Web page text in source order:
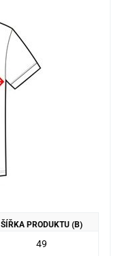
ŠÍŘKA PRODUKTU (B)
49